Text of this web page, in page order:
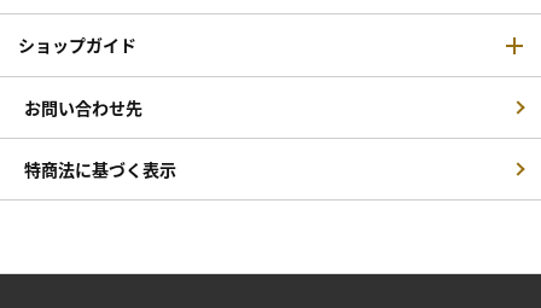
ショップガイド
お問い合わせ先
特商法に基づく表示